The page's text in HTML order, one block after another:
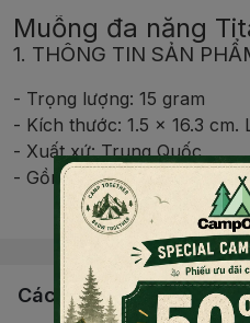
Muỗng đa năng
1. THÔNG TIN SẢN
- Trọng lượng: 15 gram
- Kích thước: 1.5 x 16.3 cm.
- Xuất xứ: Trung Quốc
- Gồm 3 chức năng đa
- Thiết kế nhỏ gọn, tinh tế.
- Chất liệu Titanium bền,
đối với sức khỏe.
- Giữ cho môi của bạn
Đọc thêm
Các sản phẩm, dịch vụ